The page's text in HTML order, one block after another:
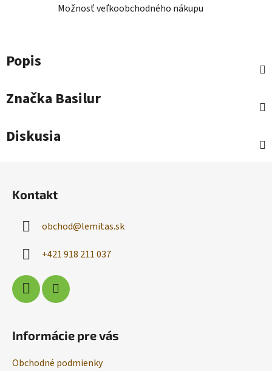
Možnosť veľkoobchodného nákupu
Popis
Značka Basilur
Diskusia
Kontakt
obchod@lemitas.sk
+421 918 211 037
Informácie pre vás
Obchodné podmienky